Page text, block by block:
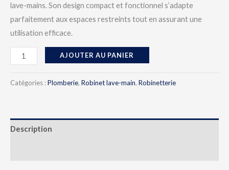
lave-mains. Son design compact et fonctionnel s’adapte
parfaitement aux espaces restreints tout en assurant une
utilisation efficace.
AJOUTER AU PANIER
Catégories :Plomberie, Robinet lave-main, Robinetterie
Description